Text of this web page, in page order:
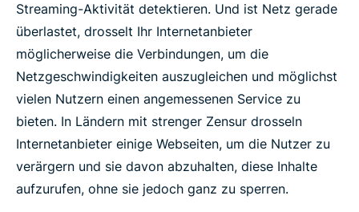
Streaming-Aktivität detektieren. Und ist Netz gerade
überlastet, drosselt Ihr Internetanbieter
möglicherweise die Verbindungen, um die
Netzgeschwindigkeiten auszugleichen und möglichst
vielen Nutzern einen angemessenen Service zu
bieten. In Ländern mit strenger Zensur drosseln
Internetanbieter einige Webseiten, um die Nutzer zu
verärgern und sie davon abzuhalten, diese Inhalte
aufzurufen, ohne sie jedoch ganz zu sperren.